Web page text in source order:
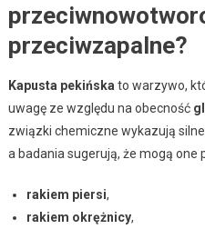
przeciwzapalne?
Kapusta pekińska to warzywo,
uwagę ze względu na obecność
związki chemiczne wykazują
a badania sugerują, że mogą one
rakiem piersi,
rakiem okrężnicy,